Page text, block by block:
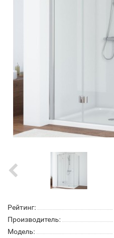
Рейтинг:
Производитель:
Модель: